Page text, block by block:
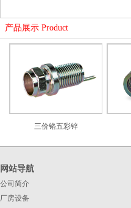
产品展示 Product
三价铬五彩锌
网站导航
公司简介
厂房设备